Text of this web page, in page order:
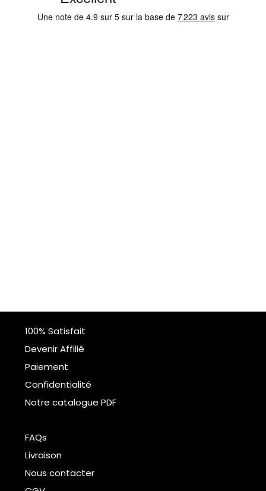
100% Satisfait
Devenir Affilié
Paiement
Confidentialité
Notre catalogue PDF
FAQs
Livraison
Nous contacter